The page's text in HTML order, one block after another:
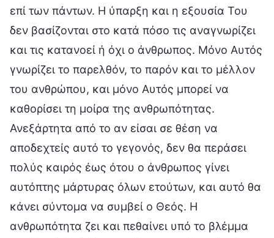
επί των πάντων. Η ύπαρξη και η εξουσία Του
δεν βασίζονται στο κατά πόσο τις αναγνωρίζει
και τις κατανοεί ή όχι ο άνθρωπος. Μόνο Αυτός
γνωρίζει το παρελθόν, το παρόν και το μέλλον
του ανθρώπου, και μόνο Αυτός μπορεί να
καθορίσει τη μοίρα της ανθρωπότητας.
Ανεξάρτητα από το αν είσαι σε θέση να
αποδεχτείς αυτό το γεγονός, δεν θα περάσει
πολύς καιρός έως ότου ο άνθρωπος γίνει
αυτόπτης μάρτυρας όλων ετούτων, και αυτό θα
κάνει σύντομα να συμβεί ο Θεός. Η
ανθρωπότητα ζει και πεθαίνει υπό το βλέμμα